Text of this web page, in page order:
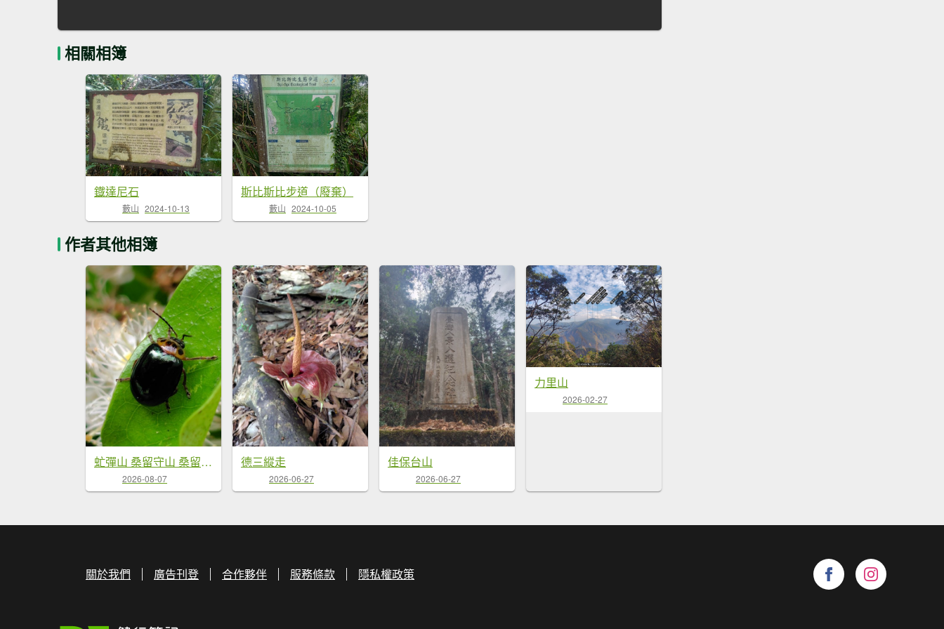
相關相簿
鐡達尼石
藪山 2024-10-13
斯比斯比步道（廢棄）
藪山 2024-10-05
作者其他相簿
虻彈山 桑留守山 桑留守山東北
2026-08-07
德三縱走
2026-06-27
佳保台山
2026-06-27
力里山
2026-02-27
關於我們 廣告刊登 合作夥伴 服務條款 隱私權政策